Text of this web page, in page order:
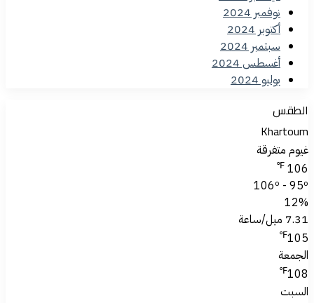
نوفمبر 2024
أكتوبر 2024
سبتمبر 2024
أغسطس 2024
يوليو 2024
الطقس
Khartoum
غيوم متفرقة
106
℉
106º - 95º
12%
7.31 ميل/ساعة
105
℉
الجمعة
108
℉
السبت